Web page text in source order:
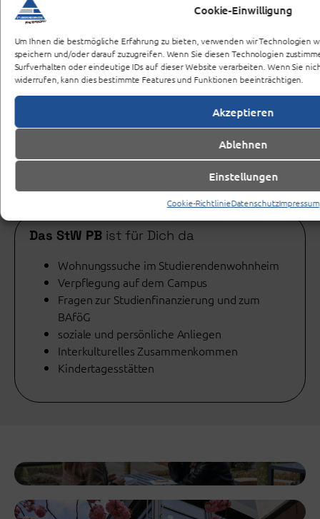
Cookie-Einwilligung
Um Ihnen die bestmögliche Erfahrung zu bieten, verwenden wir Technologien
speichern und/oder darauf zuzugreifen. Wenn Sie diesen Technologien
Surfverhalten oder eindeutige IDs auf dieser Website verarbeiten. Wenn Sie
widerrufen, kann dies bestimmte Features und Funktionen beeinträchtigen.
Akzeptieren
Ablehnen
Einstellungen
Cookie-RichtlinieDatenschutzImpressum
ZuständigkeitStudienfinanzierung
Neben den schon aufgeführten Hochschulen, ist das
StW Paderborn mit seinem Amt für
Ausbildungsförderung auch zuständig für:
Theologische Fakultät Paderborn
Fachhochschule der Wirtschaft, Abteilung
Das StW PB ist für Dich da
Wohnungssuche im Studierendenwohnheim
Verpflegung auf dem Campus
Fragen zur Studienfinanzierung und zum
BAföG
soziale und persönliche Anliegen
Interkulturelles Zusammenkommen
Kindertagesstätten